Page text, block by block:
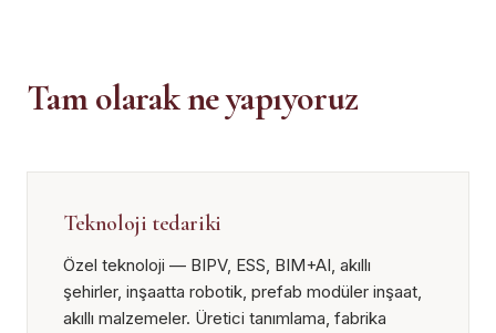
Tam olarak ne yapıyoruz
Teknoloji tedariki
Özel teknoloji — BIPV, ESS, BIM+AI, akıllı
şehirler, inşaatta robotik, prefab modüler inşaat,
akıllı malzemeler. Üretici tanımlama, fabrika